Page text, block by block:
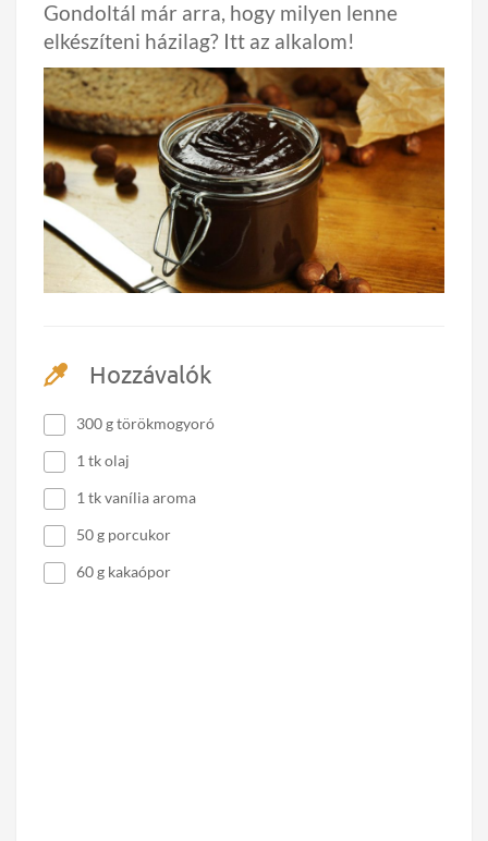
Gondoltál már arra, hogy milyen lenne
elkészíteni házilag? Itt az alkalom!
Hozzávalók
300 g törökmogyoró
1 tk olaj
1 tk vanília aroma
50 g porcukor
60 g kakaópor